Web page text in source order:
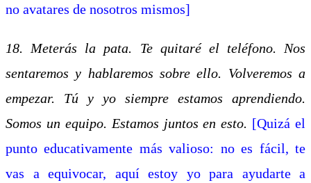
no avatares de nosotros mismos]
18. Meterás la pata. Te quitaré el teléfono. Nos
sentaremos y hablaremos sobre ello. Volveremos a
empezar. Tú y yo siempre estamos aprendiendo.
Somos un equipo. Estamos juntos en esto. [Quizá el
punto educativamente más valioso: no es fácil, te
vas a equivocar, aquí estoy yo para ayudarte a